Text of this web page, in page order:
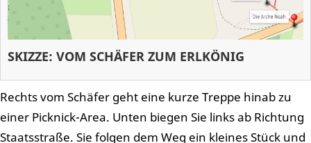
SKIZZE: VOM SCHÄFER ZUM ERLKÖNIG
Rechts vom Schäfer geht eine kurze Treppe hinab zu
einer Picknick-Area. Unten biegen Sie links ab Richtung
Staatsstraße. Sie folgen dem Weg ein kleines Stück und